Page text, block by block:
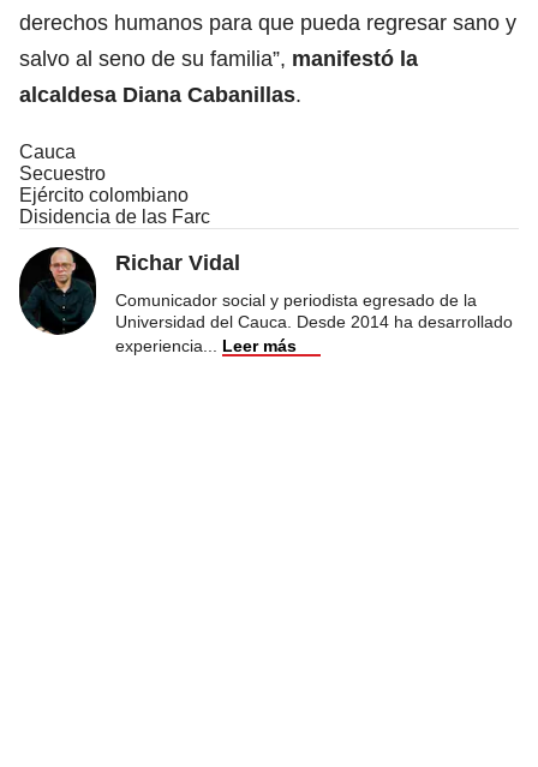
derechos humanos para que pueda regresar sano y
salvo al seno de su familia”, manifestó la
alcaldesa Diana Cabanillas.
Cauca
Secuestro
Ejército colombiano
Disidencia de las Farc
Richar Vidal
Comunicador social y periodista egresado de la
Universidad del Cauca. Desde 2014 ha desarrollado
experiencia
Leer más